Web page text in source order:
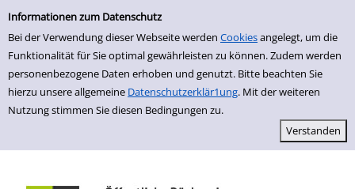
Einfache Suche
Informationen zum Datenschutz
Bei der Verwendung dieser Webseite werden Cookiesangelegt, um die
Funktionalität für Sie optimal gewährleisten zu können. Zudem werden
personenbezogene Daten erhoben und genutzt. Bitte beachten Sie
hierzu unsere allgemeine Datenschutzerklär1ung. Mit der weiteren
Nutzung stimmen Sie diesen Bedingungen zu.
zur Navigation springen
zum Inhalt springen
Zur Detailanzeige springen